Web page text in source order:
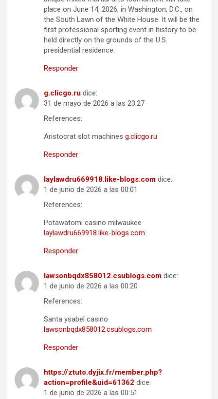
place on June 14, 2026, in Washington, D.C., on
the South Lawn of the White House. It will be the
first professional sporting event in history to be
held directly on the grounds of the U.S.
presidential residence.
Responder
g.clicgo.ru dice:
31 de mayo de 2026 a las 23:27
References:
Aristocrat slot machines g.clicgo.ru
Responder
laylawdru669918.like-blogs.com dice:
1 de junio de 2026 a las 00:01
References:
Potawatomi casino milwaukee
laylawdru669918.like-blogs.com
Responder
lawsonbqdx858012.csublogs.com dice:
1 de junio de 2026 a las 00:20
References:
Santa ysabel casino
lawsonbqdx858012.csublogs.com
Responder
https://ztuto.dyjix.fr/member.php?
action=profile&uid=61362 dice:
1 de junio de 2026 a las 00:51